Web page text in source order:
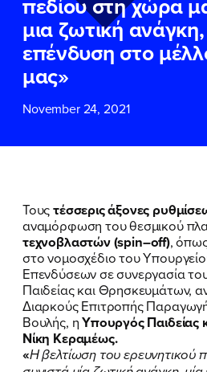
μια ζωτική
επένδυση στο
μας»
November 24, 2021
Τουςτέσσερις άξονες
αναμόρφωση του θεσμικού
τεχνοβλαστών (spin–off),
στο νομοσχέδιο του
Επενδύσεων σε συνεργασία
Παιδείας και Θρησκευμάτων,
Διαρκούς Επιτροπής
Βουλής, ηΥπουργός
Νίκη Κεραμέως.
«Η βελτίωση του ερευνητικού
ΕΠΙΘΕΤΟ*
ΤΗΛΕΦΩΝΟ
EMAIL
Δεδομένων
και τους
Χρήσηςτου
Πολιτικού
Νίκης Κεραμέως
ΥΠΟΒΟΛΗ
ΕΠΙΘΕΤΟ*
ΤΗΛΕΦΩΝΟ
EMAIL
Δεδομένων
και τους
Χρήσηςτου
Πολιτικού
Νίκης Κεραμέως
ΥΠΟΒΟΛΗ